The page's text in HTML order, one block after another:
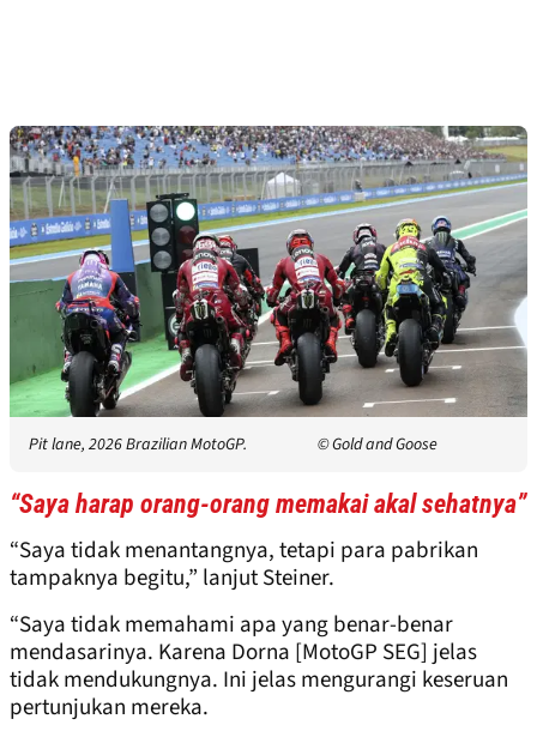
Pit lane, 2026 Brazilian MotoGP. © Gold and Goose
“Saya harap orang-orang memakai akal sehatnya”
“Saya tidak menantangnya, tetapi para pabrikan
tampaknya begitu,” lanjut Steiner.
“Saya tidak memahami apa yang benar-benar
mendasarinya. Karena Dorna [MotoGP SEG] jelas
tidak mendukungnya. Ini jelas mengurangi keseruan
pertunjukan mereka.